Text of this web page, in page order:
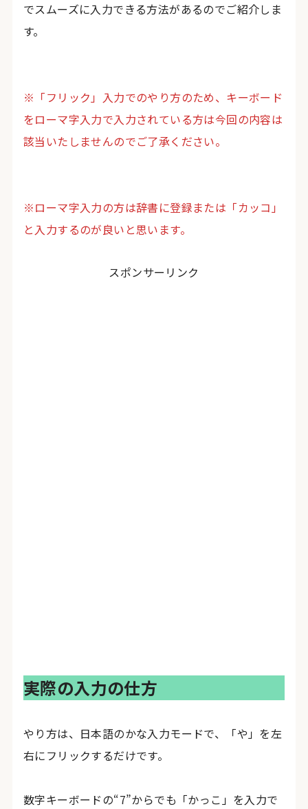
でスムーズに入力できる方法があるのでご紹介しま
す。
※「フリック」入力でのやり方のため、キーボード
をローマ字入力で入力されている方は今回の内容は
該当いたしませんのでご了承ください。
※ローマ字入力の方は辞書に登録または「カッコ」
と入力するのが良いと思います。
スポンサーリンク
実際の入力の仕方
やり方は、日本語のかな入力モードで、「や」を左
右にフリックするだけです。
数字キーボードの“7”からでも「かっこ」を入力で